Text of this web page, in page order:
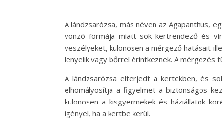
A lándzsarózsa, más néven az Agapanthus,
vonzó formája miatt sok kertrendező és
veszélyeket, különösen a mérgező hatásait
lenyelik vagy bőrrel érintkeznek. A mérgezés
A lándzsarózsa elterjedt a kertekben, és
elhomályosítja a figyelmet a biztonságos
különösen a kisgyermekek és háziállatok
igényel, ha a kertbe kerül.